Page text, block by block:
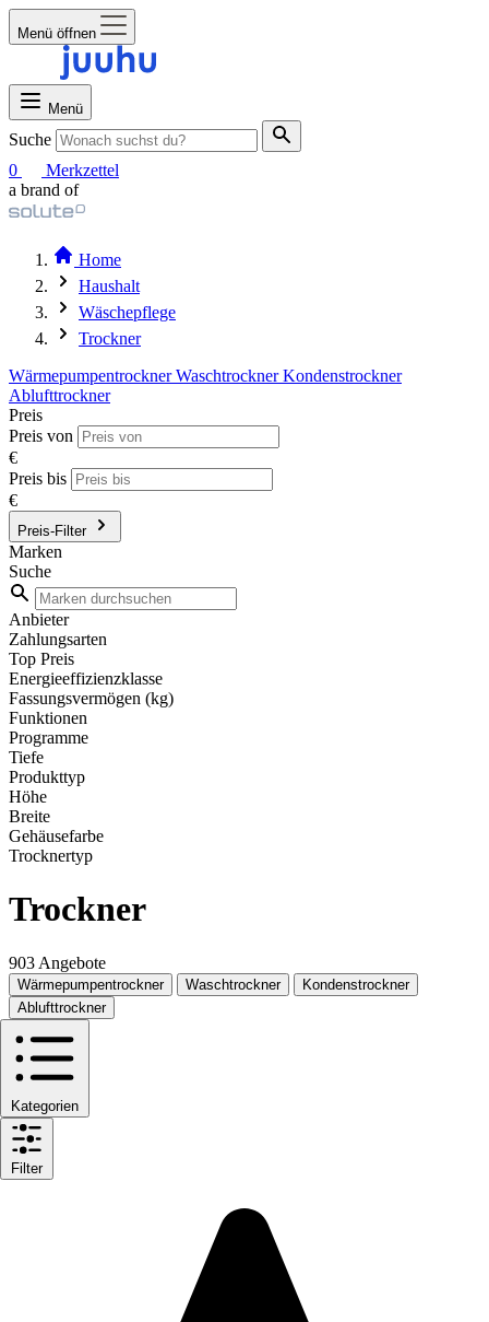
Menü öffnen
Menü
Suche
0
Merkzettel
a brand of
Home
Haushalt
Wäschepflege
Trockner
WärmepumpentrocknerWaschtrocknerKondenstrockner
Ablufttrockner
Preis
Preis von
€
Preis bis
€
Preis-Filter
Marken
Suche
Anbieter
Zahlungsarten
Top Preis
Energieeffizienzklasse
Fassungsvermögen (kg)
Funktionen
Programme
Tiefe
Produkttyp
Höhe
Breite
Gehäusefarbe
Trocknertyp
Trockner
903 Angebote
Wärmepumpentrockner Waschtrockner
Kondenstrockner
Ablufttrockner
Kategorien
Filter